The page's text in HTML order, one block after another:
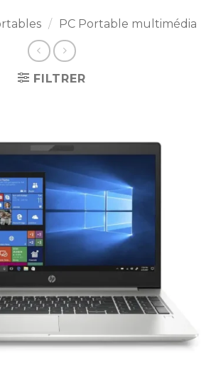
/ PC Portable multimédia
FILTRER